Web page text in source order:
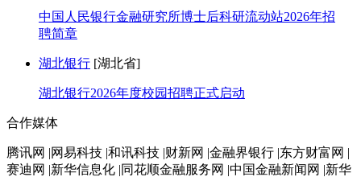
中国人民银行金融研究所博士后科研流动站2026年招
聘简章
湖北银行 [湖北省]
湖北银行2026年度校园招聘正式启动
合作媒体
腾讯网 |网易科技 |和讯科技 |财新网 |金融界银行 |东方财富网 |
赛迪网 |新华信息化 |同花顺金融服务网 |中国金融新闻网 |新华